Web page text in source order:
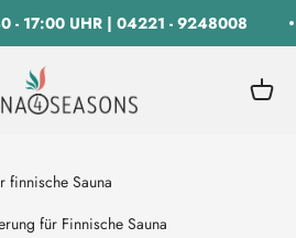
- 17:00 UHR | 04221 - 9248008
4 SEASONS GmbH
für Finnische Sauna